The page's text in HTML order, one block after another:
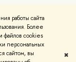
работы сайта
Более
файлов cookies
персональных
сайтом, вы
✖